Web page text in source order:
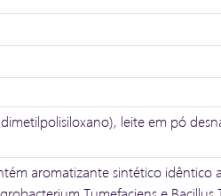
leite em pó
aromatizante sintético idêntico